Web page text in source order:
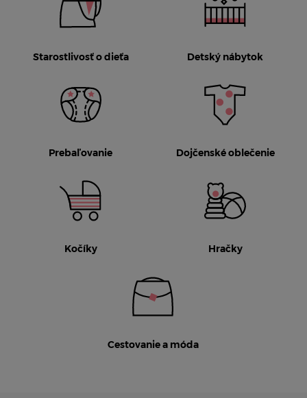
Starostlivosť o dieťa Detský nábytok
Prebaľovanie Dojčenské oblečenie
Kočíky Hračky
Cestovanie a móda